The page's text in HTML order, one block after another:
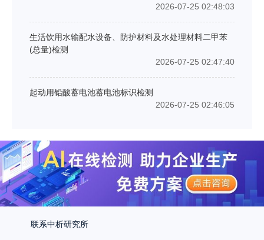
2026-07-25 02:48:03
生活饮用水输配水设备、防护材料及水处理材料二甲苯
(总量)检测
2026-07-25 02:47:40
起动用铅酸蓄电池蓄电池标识检测
2026-07-25 02:46:05
联系中析研究所